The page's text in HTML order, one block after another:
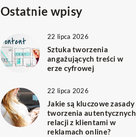
Ostatnie wpisy
22 lipca 2026
Sztuka tworzenia
angażujących treści w
erze cyfrowej
22 lipca 2026
Jakie są kluczowe zasady
tworzenia autentycznych
relacji z klientami w
reklamach online?